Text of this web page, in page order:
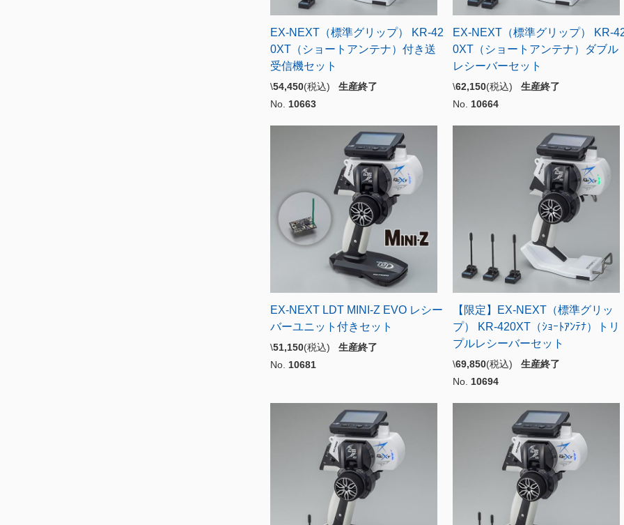
EX-NEXT（標準グリップ） KR-42
0XT（ショートアンテナ）付き送
受信機セット
\54,450(税込) 生産終了
No. 10663
EX-NEXT（標準グリップ） KR-
0XT（ショートアンテナ）ダブル
レシーバーセット
\62,150(税込) 生産終了
No. 10664
EX-NEXT LDT MINI-Z EVO レシー
バーユニット付きセット
\51,150(税込) 生産終了
No. 10681
【限定】EX-NEXT（標準グリッ
プ） KR-420XT（ｼｮｰﾄｱﾝﾃﾅ）トリ
プルレシーバーセット
\69,850(税込) 生産終了
No. 10694